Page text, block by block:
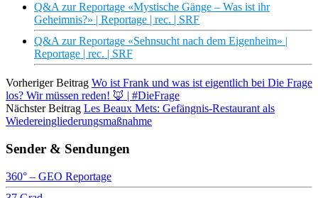
Q&A zur Reportage «Mystische Gänge – Was ist ihr
Geheimnis?» | Reportage | rec. | SRF
Q&A zur Reportage «Sehnsucht nach dem Eigenheim» |
Reportage | rec. | SRF
Vorheriger Beitrag Wo ist Frank und was ist eigentlich bei Die Frage
los? Wir müssen reden! 🦊 | #DieFrage
Nächster Beitrag Les Beaux Mets: Gefängnis-Restaurant als
Wiedereingliederungsmaßnahme
Sender & Sendungen
360° – GEO Reportage